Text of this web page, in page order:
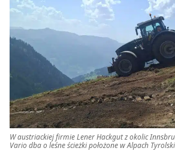
W austriackiej firmie Lener Hackgut z okolic
Vario dba o leśne ścieżki położone w Alpach